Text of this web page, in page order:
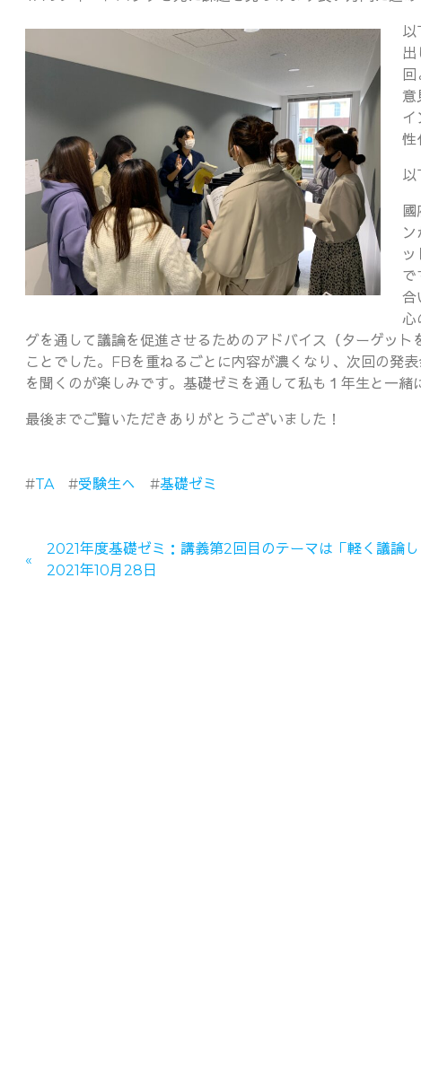
以
意
性
以
ン
ッ
で
合
心
グを通して議論を促進させるためのアドバイス（ターゲッ
ことでした。FBを重ねるごとに内容が濃くなり、次回の発
を聞くのが楽しみです。基礎ゼミを通して私も１年生と一緒
最後までご覧いただきありがとうございました！
#TA #受験生へ #基礎ゼミ
2021年度基礎ゼミ：講義第2回目のテーマは「軽く議論し
2021年10月28日